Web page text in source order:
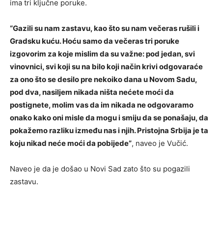
ima tri ključne poruke.
“Gazili su nam zastavu, kao što su nam večeras rušili i
Gradsku kuću. Hoću samo da večeras tri poruke
izgovorim za koje mislim da su važne: pod jedan, svi
vinovnici, svi koji su na bilo koji način krivi odgovaraće
za ono što se desilo pre nekoiko dana u Novom Sadu,
pod dva, nasiljem nikada ništa nećete moći da
postignete, molim vas da im nikada ne odgovaramo
onako kako oni misle da mogu i smiju da se ponašaju, da
pokažemo razliku između nas i njih. Pristojna Srbija je ta
koju nikad neće moći da pobijede”, naveo je Vučić.
Naveo je da je došao u Novi Sad zato što su pogazili
zastavu.